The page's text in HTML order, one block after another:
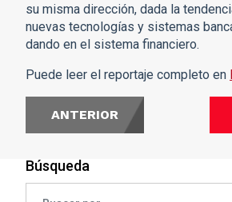
Búsqueda
su misma dirección, dada la
nuevas tecnologías y sistemas
dando en el sistema financiero.
Puede leer el reportaje completo en
ANTERIOR